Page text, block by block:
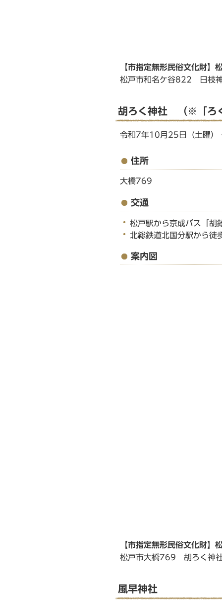
【市指定無形民俗文化財】
松戸市和名ケ谷822 日枝
胡ろく神社 （※「ろ
令和7年10月25日（土曜）
住所
大橋769
交通
松戸駅から京成バス「胡
北総鉄道北国分駅から徒
案内図
【市指定無形民俗文化財】
松戸市大橋769 胡ろく神
風早神社